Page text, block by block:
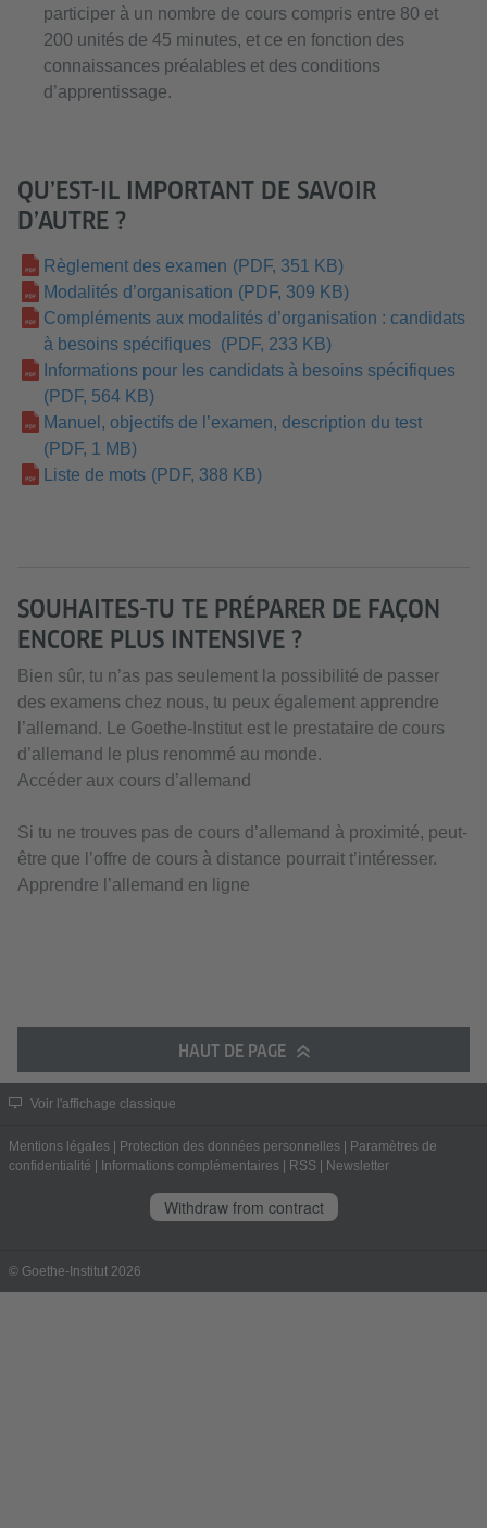
participer à un nombre de cours compris entre 80 et
200 unités de 45 minutes, et ce en fonction des
connaissances préalables et des conditions
d’apprentissage.
QU’EST-IL IMPORTANT DE SAVOIR
D’AUTRE ?
Règlement des examen (PDF, 351 KB)
Modalités d’organisation (PDF, 309 KB)
Compléments aux modalités d’organisation : candidats
à besoins spécifiques (PDF, 233 KB)
Informations pour les candidats à besoins spécifiques
(PDF, 564 KB)
Manuel, objectifs de l’examen, description du test
(PDF, 1 MB)
Liste de mots (PDF, 388 KB)
SOUHAITES-TU TE PRÉPARER DE FAÇON
ENCORE PLUS INTENSIVE ?
Bien sûr, tu n’as pas seulement la possibilité de passer
des examens chez nous, tu peux également apprendre
l’allemand. Le Goethe-Institut est le prestataire de cours
d’allemand le plus renommé au monde.
Accéder aux cours d’allemand
Si tu ne trouves pas de cours d’allemand à proximité, peut-
être que l’offre de cours à distance pourrait t’intéresser.
Apprendre l’allemand en ligne
HAUT DE PAGE
Voir l'affichage classique
Mentions légales Protection des données personnelles
Paramètres de
confidentialité
Informations complémentaires RSS Newsletter
Withdraw from contract
© Goethe-Institut 2026